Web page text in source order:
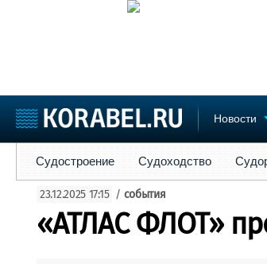
Новости
Судостроение
Пульс
Новости
Торговая площадка
Доска объявлений
Продажа флота
Судостроение Судоходство
23.12.2025 17:15 / события
«АТЛАС ФЛОТ»